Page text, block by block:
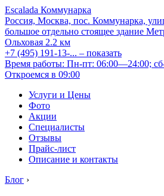
Escalada Коммунарка
Россия, Москва, пос. Коммунарка,
большое отдельно стоящее здание
Ольховая 2.2 км
+7 (495) 191-13-... – показать
Время работы: Пн-пт: 06:00—24:00;
Откроемся в 09:00
Услуги и Цены
Фото
Акции
Специалисты
Отзывы
Прайс-лист
Описание и контакты
Блог ›